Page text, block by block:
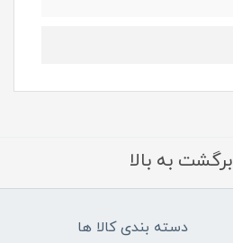
برگشت به بالا
دسته بندی کالا ها